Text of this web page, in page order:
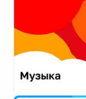
Екатеринбург
Калининград
Калуга